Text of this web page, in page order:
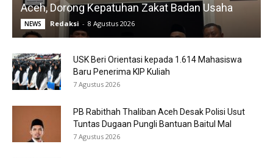
Aceh, Dorong Kepatuhan Zakat Badan Usaha
NEWS Redaksi - 8 Agustus 2026
USK Beri Orientasi kepada 1.614 Mahasiswa
Baru Penerima KIP Kuliah
7 Agustus 2026
PB Rabithah Thaliban Aceh Desak Polisi Usut
Tuntas Dugaan Pungli Bantuan Baitul Mal
7 Agustus 2026